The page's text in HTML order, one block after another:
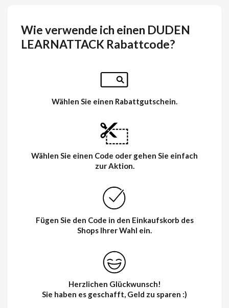
Wie verwende ich einen DUDEN
LEARNATTACK Rabattcode?
Wählen Sie einen Rabattgutschein.
Wählen Sie einen Code oder gehen Sie einfach
zur Aktion.
Fügen Sie den Code in den Einkaufskorb des
Shops Ihrer Wahl ein.
Herzlichen Glückwunsch!
Sie haben es geschafft, Geld zu sparen :)